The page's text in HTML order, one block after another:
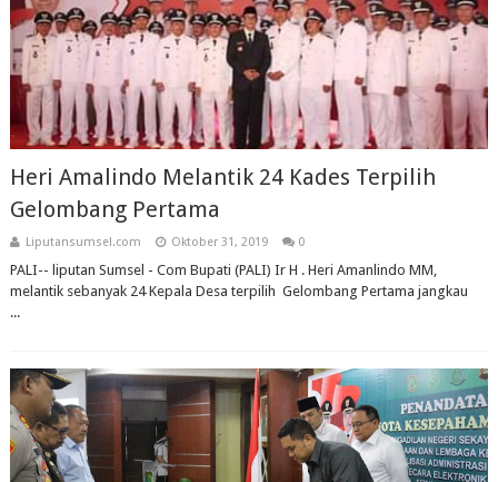
Heri Amalindo Melantik 24 Kades Terpilih
Gelombang Pertama
Liputansumsel.com Oktober 31, 2019 0
PALI-- liputan Sumsel - Com Bupati (PALI) Ir H . Heri Amanlindo MM,
melantik sebanyak 24 Kepala Desa terpilih Gelombang Pertama jangkau
...